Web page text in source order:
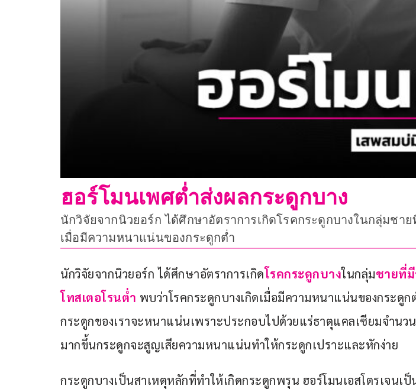
ฮอร์โมนเพศต่ำส่งผลกระดูกบาง
นักวิจัยจากนิวยอร์ก ได้ศึกษาอัตราการเกิดโรคกระดูกบางในกลุ่มชา
เมื่อมีความหนาแน่นของกระดูกต่ำ
นักวิจัยจากนิวยอร์ก ได้ศึกษาอัตราการเกิดโรคกระดูกบางในกลุ่มชายที่มี
โทสเตอโรนต่ำ พบว่าโรคกระดูกบางเกิดเมื่อมีความหนาแน่นของกระดูก
กระดูกของเราจะหนาแน่นเพราะประกอบไปด้วยแร่ธาตุแคลเซียมจำนว
มากขึ้นกระดูกจะสูญเสียความหนาแน่นทำให้กระดูกเปราะและหักง่าย
กระดูกบางเป็นสาเหตุหลักที่ทำให้เกิดกระดูกพรุน ฮอร์โมนเอสโตรเจนเ